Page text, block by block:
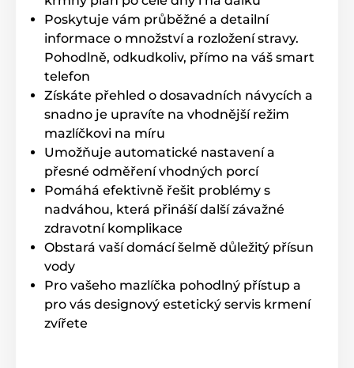
Produkt je zařazen v kategoriích
SmartPet Chovatelství
Dávkovače / Fontány / Misky
Dávkovače krmiva
Poskytuje vám průběžné a detailní
informace o množství a rozložení stravy.
Pohodlně, odkudkoliv, přímo na váš smart
telefon
Získáte přehled o dosavadních návycích a
snadno je upravíte na vhodnější režim
mazlíčkovi na míru
Umožňuje automatické nastavení a
přesné odměření vhodných porcí
Pomáhá efektivně řešit problémy s
nadváhou, která přináší další závažné
zdravotní komplikace
Obstará vaší domácí šelmě důležitý přísun
vody
Pro vašeho mazlíčka pohodlný přístup a
pro vás designový estetický servis krmení
zvířete